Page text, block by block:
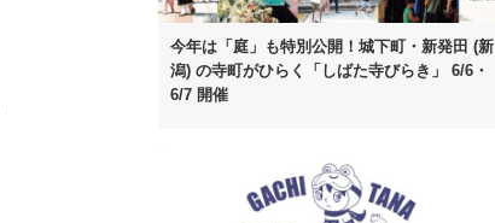
今年は「庭」も特別公開！ 城下町・新発田 (新
潟) の寺町がひらく
「しばた寺びらき」 6/6・
6/7 開催